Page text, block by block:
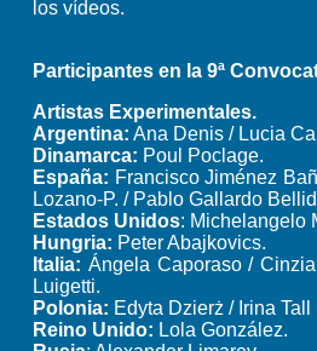
los vídeos.
Participantes en la 9ª
Artistas Experimentales.
Argentina: Ana Denis / Lucia
Dinamarca: Poul Poclage.
España: Francisco Jiménez
Lozano-P. / Pablo Gallardo
Estados Unidos: Michelangelo
Hungria: Peter Abajkovics.
Italia: Ángela Caporaso /
Luigetti.
Polonia: Edyta Dzierż / Irina
Reino Unido: Lola González.